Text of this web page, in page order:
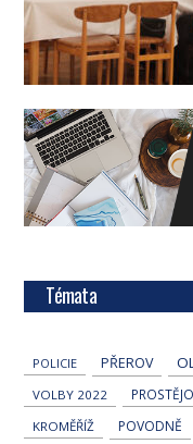
Témata
POLICIE PŘEROV
VOLBY 2022
KROMĚŘÍŽ POVODNĚ